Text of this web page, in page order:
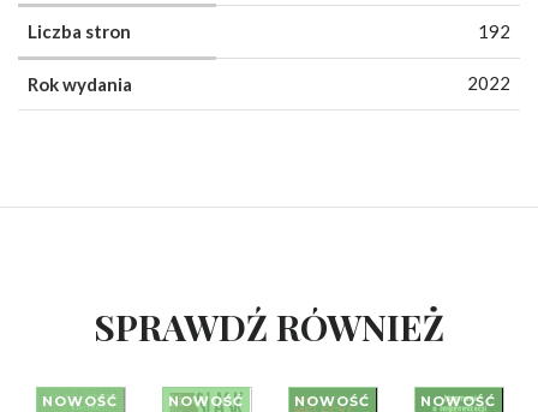
Liczba stron 192
Rok wydania 2022
SPRAWDŹ RÓWNIEŻ
NOWOŚĆ NOWOŚĆ NOWOŚĆ NOWOŚĆ